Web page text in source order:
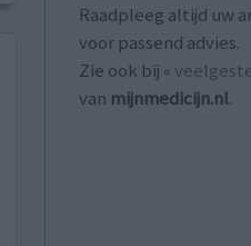
Raadpleeg altijd uw
voor passend advies.
Zie ook bij «
van mijnmedicijn.nl.